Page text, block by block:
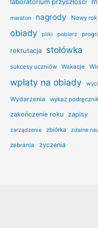
maraton nagrody Nowy
obiady pliki pobierz
rekrutacja stołówka
sukcesy uczniów Wakacje
wpłaty na obiady
Wydarzenia wykaz
zakończenie roku zapisy
zarządzenie zbiórka zdalne
zebrania życzenia